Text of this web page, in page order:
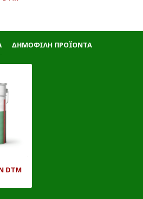
ΔΗΜΟΦΙΛΗ ΠΡΟΪΟΝΤΑ
DTM